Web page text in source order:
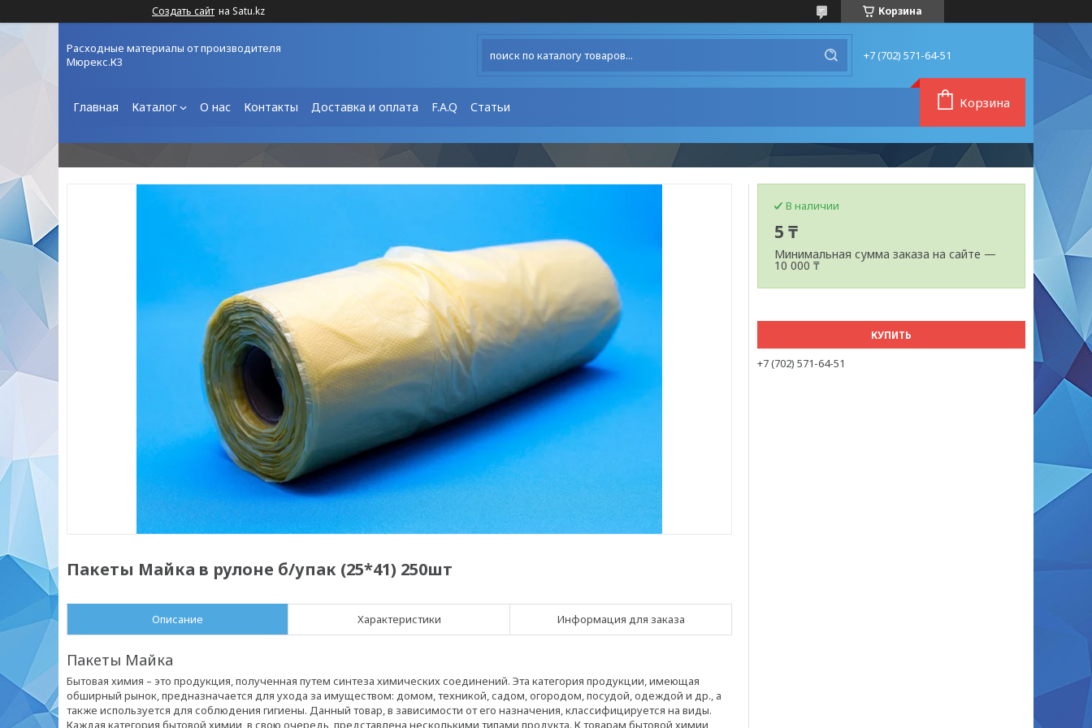
Создать сайт на Satu.kz Корзина
Расходные материалы от производителя
Мюрекс.КЗ
+7 (702) 571-64-51
Главная Каталог О нас Контакты Доставка и оплата F.A.Q Статьи Корзина
Пакеты Майка в рулоне б/упак (25*41) 250шт
Описание Характеристики Информация для заказа
Пакеты Майка
Бытовая химия – это продукция, полученная путем синтеза химических соединений. Эта категория продукции, имеющая
обширный рынок, предназначается для ухода за имуществом: домом, техникой, садом, огородом, посудой, одеждой и др., а
также используется для соблюдения гигиены. Данный товар, в зависимости от его назначения, классифицируется на виды.
Каждая категория бытовой химии, в свою очередь, представлена несколькими типами продукта. К товарам бытовой химии
В наличии
5 ₸
Минимальная сумма заказа на сайте —
10 000 ₸
КУПИТЬ
+7 (702) 571-64-51